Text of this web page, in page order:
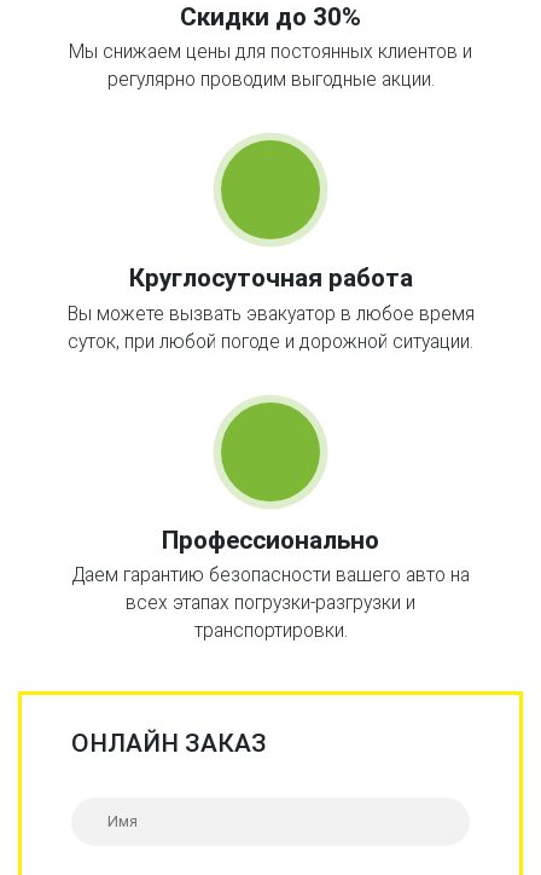
Скидки до 30%
Мы снижаем цены для постоянных клиентов и
регулярно проводим выгодные акции.
Круглосуточная работа
Вы можете вызвать эвакуатор в любое время
суток, при любой погоде и дорожной ситуации.
Профессионально
Даем гарантию безопасности вашего авто на
всех этапах погрузки-разгрузки и
транспортировки.
ОНЛАЙН ЗАКАЗ